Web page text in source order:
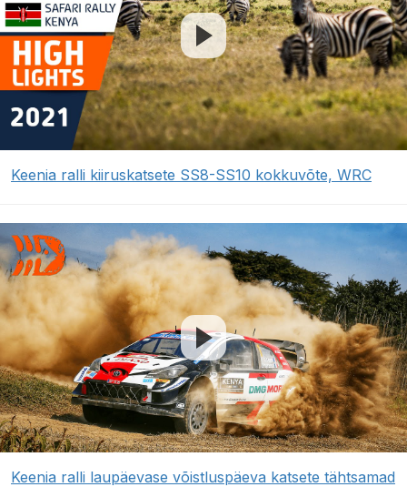
Keenia ralli kiiruskatsete SS8-SS10 kokkuvõte, WRC
Keenia ralli laupäevase võistluspäeva katsete tähtsamad